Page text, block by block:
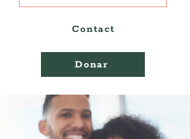
Donar
Contact